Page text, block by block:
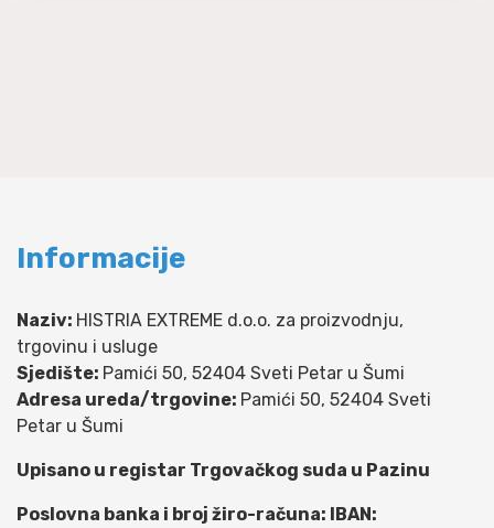
Informacije
Naziv: HISTRIA EXTREME d.o.o. za proizvodnju,
trgovinu i usluge
Sjedište: Pamići 50, 52404 Sveti Petar u Šumi
Adresa ureda/trgovine: Pamići 50, 52404 Sveti
Petar u Šumi
Upisano u registar Trgovačkog suda u Pazinu
Poslovna banka i broj žiro-računa: IBAN: